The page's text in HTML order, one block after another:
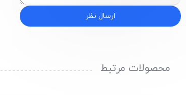
ارسال نظر
محصولات مرتبط